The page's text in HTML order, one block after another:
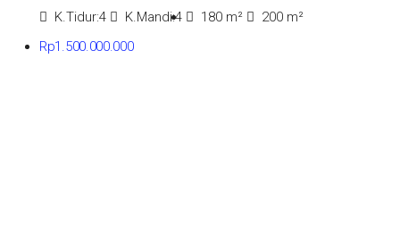
K.Tidur:4 K.Mandi:4 180 m² 200 m²
Rp1.500.000.000